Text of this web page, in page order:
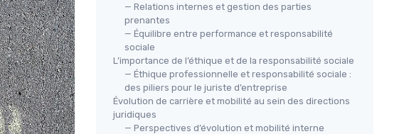
— Relations internes et gestion des parties
prenantes
— Équilibre entre performance et responsabilité
sociale
L’importance de l’éthique et de la responsabilité sociale
— Éthique professionnelle et responsabilité sociale :
des piliers pour le juriste d’entreprise
Évolution de carrière et mobilité au sein des directions
juridiques
— Perspectives d’évolution et mobilité interne